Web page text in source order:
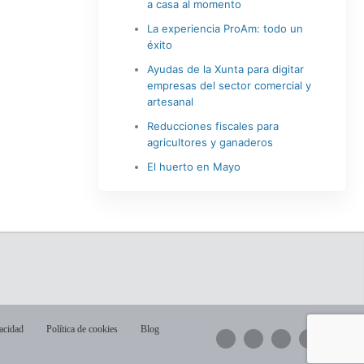
a casa al momento
La experiencia ProAm: todo un
éxito
Ayudas de la Xunta para digitar
empresas del sector comercial y
artesanal
Reducciones fiscales para
agricultores y ganaderos
El huerto en Mayo
Política de cookies
Blog